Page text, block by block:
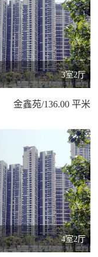
3室2厅
金鑫苑/136.00 平米
4室2厅